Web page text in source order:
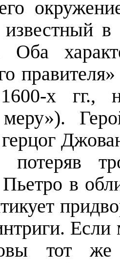
известный
Оба
х гг.,
герцог
потеряв
Пьетро в
тот